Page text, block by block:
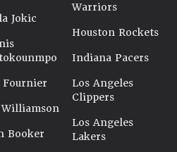
Jokic
Fournier
Booker
Warriors
Houston Rockets
Indiana Pacers
Los Angeles
Clippers
Los Angeles
Lakers